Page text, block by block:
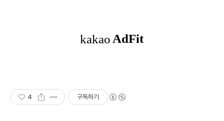
4 구독하기